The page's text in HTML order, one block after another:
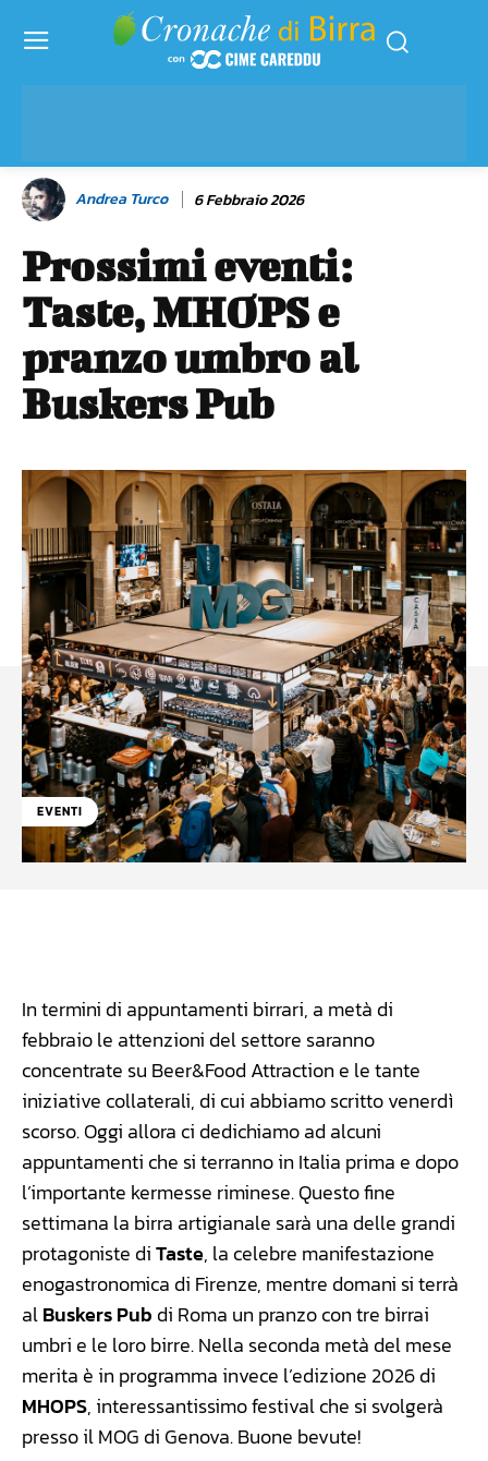
Andrea Turco 6 Febbraio 2026
Prossimi eventi:
Taste, MHOPS e
pranzo umbro al
Buskers Pub
EVENTI
In termini di appuntamenti birrari, a metà di
febbraio le attenzioni del settore saranno
concentrate su Beer&Food Attraction e le tante
iniziative collaterali, di cui abbiamo scritto venerdì
scorso. Oggi allora ci dedichiamo ad alcuni
appuntamenti che si terranno in Italia prima e dopo
l’importante kermesse riminese. Questo fine
settimana la birra artigianale sarà una delle grandi
protagoniste diTaste, la celebre manifestazione
enogastronomica di Firenze, mentre domani si terrà
alBuskers Pub di Roma un pranzo con tre birrai
umbri e le loro birre. Nella seconda metà del mese
merita è in programma invece l’edizione 2026 di
MHOPS, interessantissimo festival che si svolgerà
presso il MOG di Genova. Buone bevute!